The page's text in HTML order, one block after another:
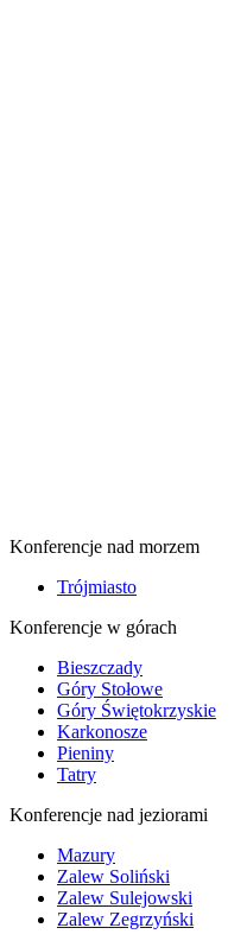
Konferencje nad morzem
Trójmiasto
Konferencje w górach
Bieszczady
Góry Stołowe
Góry Świętokrzyskie
Karkonosze
Pieniny
Tatry
Konferencje nad jeziorami
Mazury
Zalew Soliński
Zalew Sulejowski
Zalew Zegrzyński